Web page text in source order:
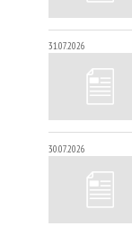
31.07.2026
30.07.2026